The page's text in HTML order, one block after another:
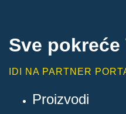
Sve pokreće
IDI NA PARTNER
Proizvodi